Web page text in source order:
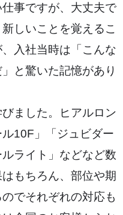
事ですが、大丈夫で
しいことを覚えるこ
入社当時は「こんな
と驚いた記憶があり
ました。ヒアルロン
10F」「ジュビダー
ライト」などなど数
もちろん、部位や期
でそれぞれの対応も